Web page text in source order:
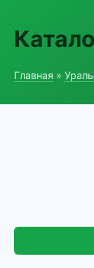
Главная »